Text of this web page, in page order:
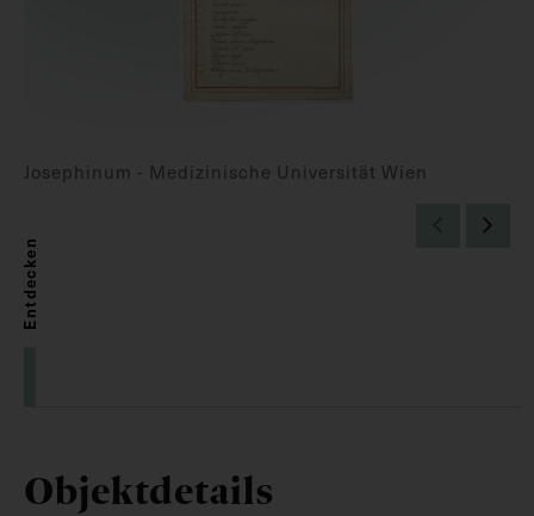
Josephinum - Medizinische Universität Wien
Entdecken
Objektdetails